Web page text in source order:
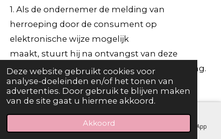
Deze website gebruikt cookies voor
analyse-doeleinden en/of het tonen van
advertenties. Door gebruik te blijven maken
van de site gaat u hiermee akkoord.
Akkoord
1. Als de ondernemer de melding van
herroeping door de consument op
elektronische wijze mogelijk
maakt, stuurt hij na ontvangst van deze
melding onverwijld een ontvangstbevestiging.
2. De ondernemer vergoedt bij terugzenden
van een product enkel het aankoopbedrag
exclusief
verzend en/of administratiekosten zo snel
Telefoonnummer WhatsApp